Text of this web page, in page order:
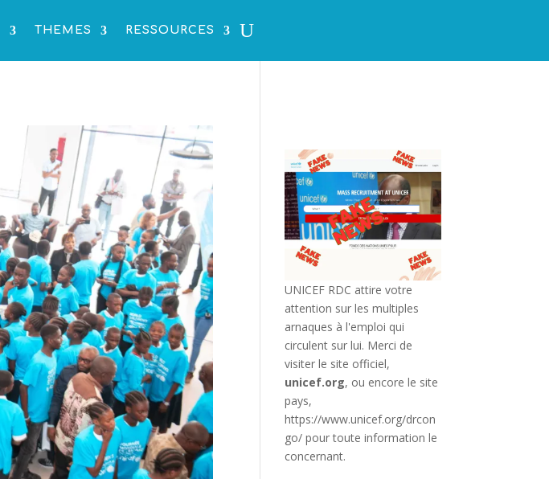
THEMES RESSOURCES
UNICEF RDC attire votre
attention sur les multiples
arnaques à l'emploi qui
circulent sur lui. Merci de
visiter le site officiel,
unicef.org, ou encore le site
pays,
https://www.unicef.org/drcon
go/ pour toute information le
concernant.